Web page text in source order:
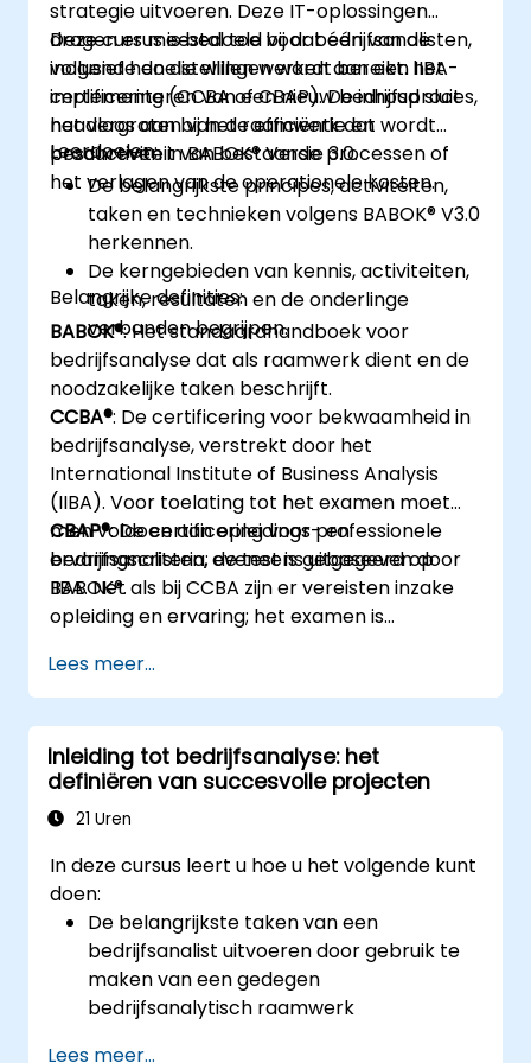
strategie uitvoeren. Deze IT-oplossingen
dragen er meestal toe bij dat één van de
volgende doelstellingen wordt bereikt: het
implementeren van een nieuw bedrijfsproces,
het vergroten van de efficiëntie en
productiviteit van bestaande processen of
het verlagen van de operationele kosten.
Deze cursus is bedoeld voor bedrijfsanalisten,
inclusief hen die willen werken aan een IIBA-
certificering (CCBA of CBAP). De inhoud sluit
naadloos aan bij het raamwerk dat wordt
beschreven in BABOK® Versie 3.0.
Leerdoelen:
De belangrijkste principes, activiteiten,
taken en technieken volgens BABOK® V3.0
herkennen.
De kerngebieden van kennis, activiteiten,
taken, resultaten en de onderlinge
verbanden begrijpen.
Belangrijke definities:
BABOK®: Het standaardhandboek voor
bedrijfsanalyse dat als raamwerk dient en de
noodzakelijke taken beschrijft.
CCBA®: De certificering voor bekwaamheid in
bedrijfsanalyse, verstrekt door het
International Institute of Business Analysis
(IIBA). Voor toelating tot het examen moet
men voldoen aan opleidings- en
ervaringscriteria; de test is gebaseerd op
BABOK®.
CBAP®: De certificering voor professionele
bedrijfsanalisten, eveneens uitgegeven door
IIBA. Net als bij CCBA zijn er vereisten inzake
opleiding en ervaring; het examen is
Lees meer...
Inleiding tot bedrijfsanalyse: het
definiëren van succesvolle projecten
21 Uren
In deze cursus leert u hoe u het volgende kunt
doen:
De belangrijkste taken van een
bedrijfsanalist uitvoeren door gebruik te
maken van een gedegen
bedrijfsanalytisch raamwerk
Lees meer...